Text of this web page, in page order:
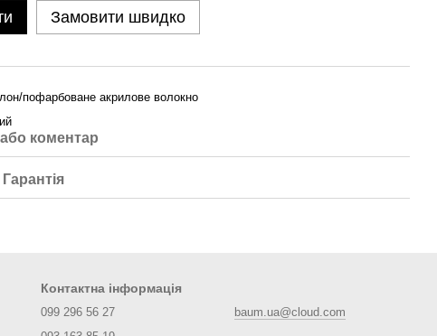
Замовити швидко
пофарбоване акрилове волокно
коментар
Гарантія
Контактна інформація
099 296 56 27
baum.ua@cloud.com